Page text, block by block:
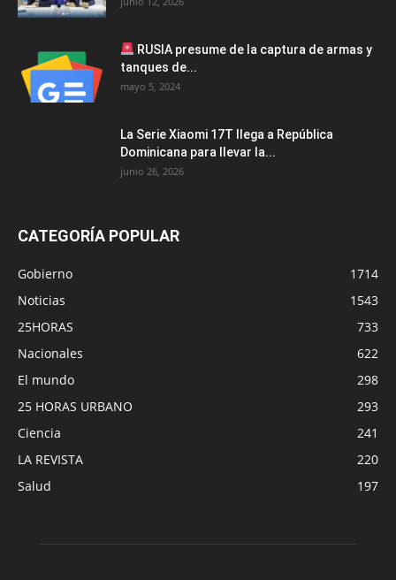
RUSIA presume de la captura de armas y
tanques de...
mayo 5, 2024
La Serie Xiaomi 17T llega a República
Dominicana para llevar la...
junio 26, 2026
CATEGORÍA POPULAR
Gobierno
1714
Noticias
1543
25HORAS
733
Nacionales
622
El mundo
298
25 HORAS URBANO
293
Ciencia
241
LA REVISTA
220
Salud
197